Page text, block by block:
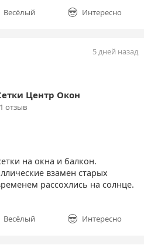
Весёлый Интересно
5 дней назад
Центр Окон
отзыв
на окна и балкон.
взамен старых
рассохлись на солнце.
Весёлый Интересно